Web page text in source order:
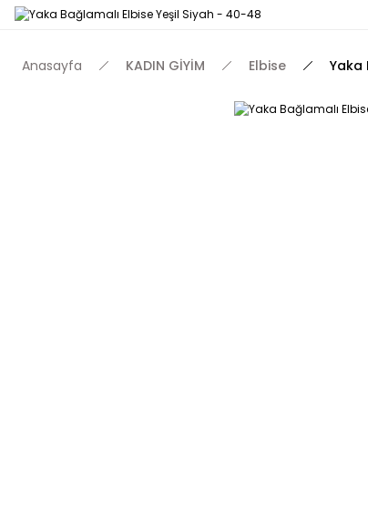
Anasayfa KADIN GİYİM Elbise Yaka